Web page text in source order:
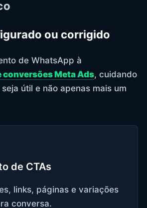
ou corrigido
de WhatsApp à
Meta Ads, cuidando
útil e não apenas mais um
de CTAs
links, páginas e variações
conversa.